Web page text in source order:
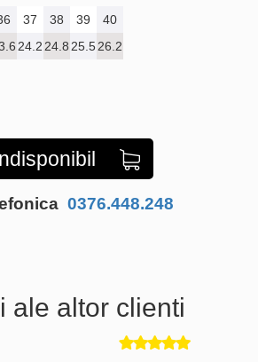
37 38 39
40
24.2 24.8 25.526.2
0376.448.248
ale altor clienti